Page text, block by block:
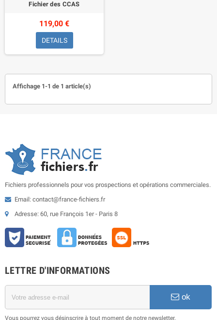
Fichier des CCAS
119,00 €
DETAILS
Affichage 1-1 de 1 article(s)
Fichiers professionnels pour vos prospections et opérations commerciales.
Email: contact@france-fichiers.fr
Adresse: 60, rue François 1er - Paris 8
LETTRE D'INFORMATIONS
ok
Vous pourrez vous désinscrire à tout moment de notre newsletter.